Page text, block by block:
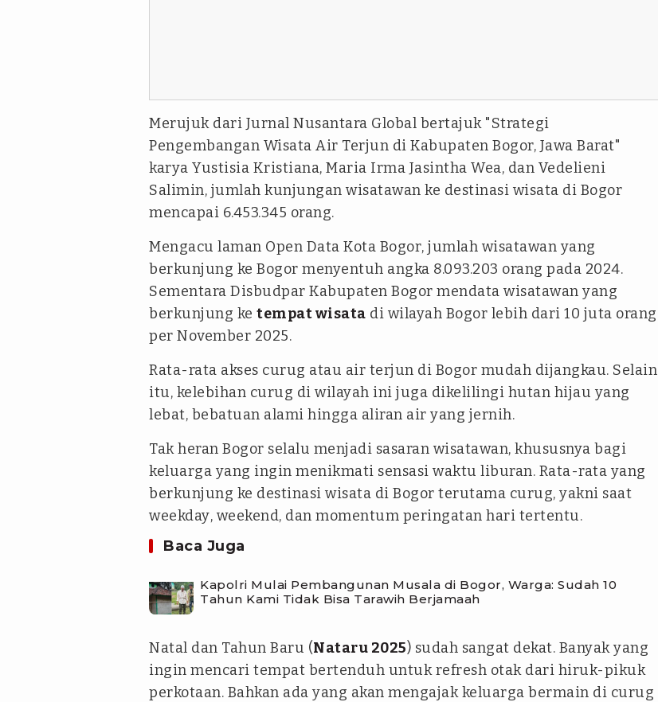
Merujuk dari Jurnal Nusantara Global bertajuk "Strategi
Pengembangan Wisata Air Terjun di Kabupaten Bogor, Jawa Barat"
karya Yustisia Kristiana, Maria Irma Jasintha Wea, dan Vedelieni
Salimin, jumlah kunjungan wisatawan ke destinasi wisata di Bogor
mencapai 6.453.345 orang.
Mengacu laman Open Data Kota Bogor, jumlah wisatawan yang
berkunjung ke Bogor menyentuh angka 8.093.203 orang pada 2024.
Sementara Disbudpar Kabupaten Bogor mendata wisatawan yang
berkunjung ke tempat wisata di wilayah Bogor lebih dari 10 juta orang
per November 2025.
Rata-rata akses curug atau air terjun di Bogor mudah dijangkau. Selain
itu, kelebihan curug di wilayah ini juga dikelilingi hutan hijau yang
lebat, bebatuan alami hingga aliran air yang jernih.
Tak heran Bogor selalu menjadi sasaran wisatawan, khususnya bagi
keluarga yang ingin menikmati sensasi waktu liburan. Rata-rata yang
berkunjung ke destinasi wisata di Bogor terutama curug, yakni saat
weekday, weekend, dan momentum peringatan hari tertentu.
Baca Juga
Kapolri Mulai Pembangunan Musala di Bogor, Warga: Sudah 10
Tahun Kami Tidak Bisa Tarawih Berjamaah
Natal dan Tahun Baru (Nataru 2025) sudah sangat dekat. Banyak yang
ingin mencari tempat bertenduh untuk refresh otak dari hiruk-pikuk
perkotaan. Bahkan ada yang akan mengajak keluarga bermain di curug